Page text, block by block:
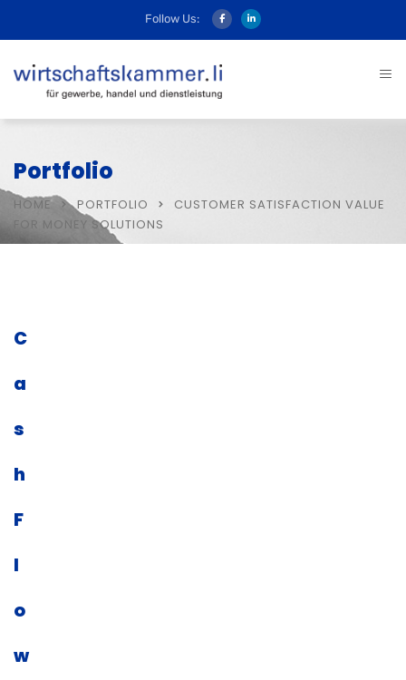
Follow Us:
Portfolio
HOME PORTFOLIO
CUSTOMER SATISFACTION VALUE
FOR MONEY SOLUTIONS
C
a
s
h
F
l
o
w